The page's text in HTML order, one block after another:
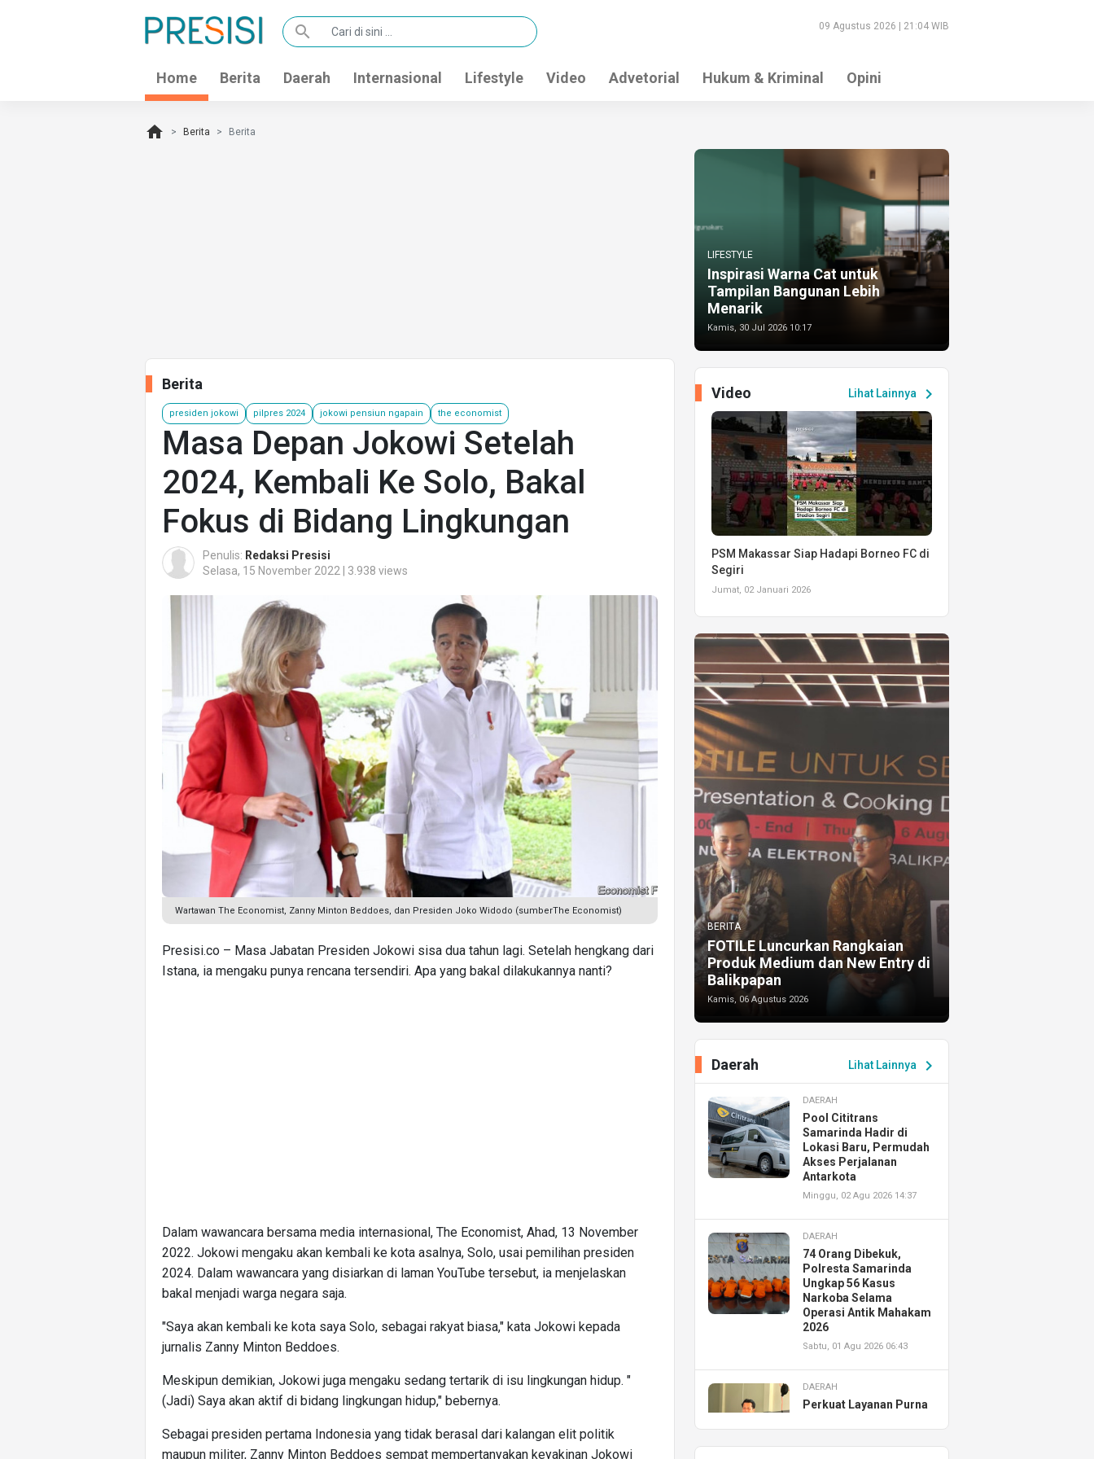
search 09 Agustus 2026 | 21:04 WIB
Home Berita Daerah Internasional Lifestyle Video Advetorial Hukum & Kriminal Opini
home Berita Berita
Berita
presiden jokowi pilpres 2024 jokowi pensiun ngapain the economist
Masa Depan Jokowi Setelah
2024, Kembali Ke Solo, Bakal
Fokus di Bidang Lingkungan
Penulis: Redaksi Presisi
Selasa, 15 November 2022 | 3.938 views
Wartawan The Economist, Zanny Minton Beddoes, dan Presiden Joko Widodo (sumberThe Economist)
Presisi.co – Masa Jabatan Presiden Jokowi sisa dua tahun lagi. Setelah hengkang dari
Istana, ia mengaku punya rencana tersendiri. Apa yang bakal dilakukannya nanti?
Dalam wawancara bersama media internasional, The Economist, Ahad, 13 November
2022. Jokowi mengaku akan kembali ke kota asalnya, Solo, usai pemilihan presiden
2024. Dalam wawancara yang disiarkan di laman YouTube tersebut, ia menjelaskan
bakal menjadi warga negara saja.
"Saya akan kembali ke kota saya Solo, sebagai rakyat biasa," kata Jokowi kepada
jurnalis Zanny Minton Beddoes.
Meskipun demikian, Jokowi juga mengaku sedang tertarik di isu lingkungan hidup. "
(Jadi) Saya akan aktif di bidang lingkungan hidup," bebernya.
Sebagai presiden pertama Indonesia yang tidak berasal dari kalangan elit politik
maupun militer, Zanny Minton Beddoes sempat mempertanyakan keyakinan Jokowi
LIFESTYLE
Inspirasi Warna Cat untuk
Tampilan Bangunan Lebih
Menarik
Kamis, 30 Jul 2026 10:17
Lihat Lainnya chevron_right
Video
PSM Makassar Siap Hadapi Borneo FC di
Segiri
Jumat, 02 Januari 2026
BERITA
FOTILE Luncurkan Rangkaian
Produk Medium dan New Entry di
Balikpapan
Kamis, 06 Agustus 2026
Lihat Lainnya chevron_right
Daerah
DAERAH
Pool Cititrans
Samarinda Hadir di
Lokasi Baru, Permudah
Akses Perjalanan
Antarkota
Minggu, 02 Agu 2026 14:37
DAERAH
74 Orang Dibekuk,
Polresta Samarinda
Ungkap 56 Kasus
Narkoba Selama
Operasi Antik Mahakam
2026
Sabtu, 01 Agu 2026 06:43
DAERAH
Perkuat Layanan Purna
Resmikan AHASS